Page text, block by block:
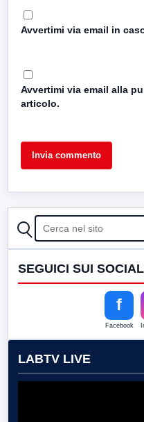
Avvertimi via email in
Avvertimi via email alla
articolo.
CERCA
SEGUICI SUI SOCIAL
f
Facebook
LABTV LIVE